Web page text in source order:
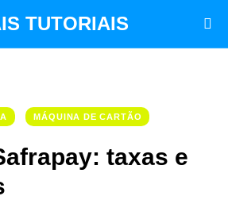
TUTORIAIS
MÁQUINA DE CARTÃO
taxas e